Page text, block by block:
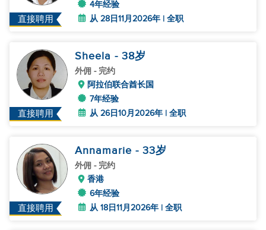
直接聘用
4年经验
从 28日11月2026年 | 全职
直接聘用
Sheela - 38岁
外佣 - 完约
阿拉伯联合酋长国
7年经验
从 26日10月2026年 | 全职
直接聘用
Annamarie - 33岁
外佣 - 完约
香港
6年经验
从 18日11月2026年 | 全职